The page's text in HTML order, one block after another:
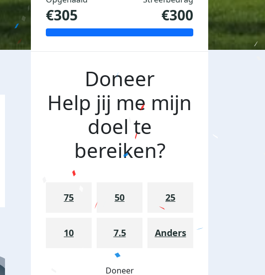
€305 €300
Doneer
Help jij me mijn
doel te
bereiken?
75 50 25
10 7.5 Anders
Doneer